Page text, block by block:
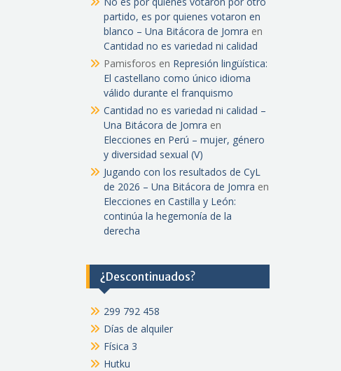
partido, es por quienes votaron en
blanco – Una Bitácora de Jomra en
Cantidad no es variedad ni calidad
Pamisforos en Represión lingüística:
El castellano como único idioma
válido durante el franquismo
Cantidad no es variedad ni calidad –
Una Bitácora de Jomra en
Elecciones en Perú – mujer, género
y diversidad sexual (V)
Jugando con los resultados de CyL
de 2026 – Una Bitácora de Jomra en
Elecciones en Castilla y León:
continúa la hegemonía de la
derecha
¿Descontinuados?
299 792 458
Días de alquiler
Física 3
Hutku